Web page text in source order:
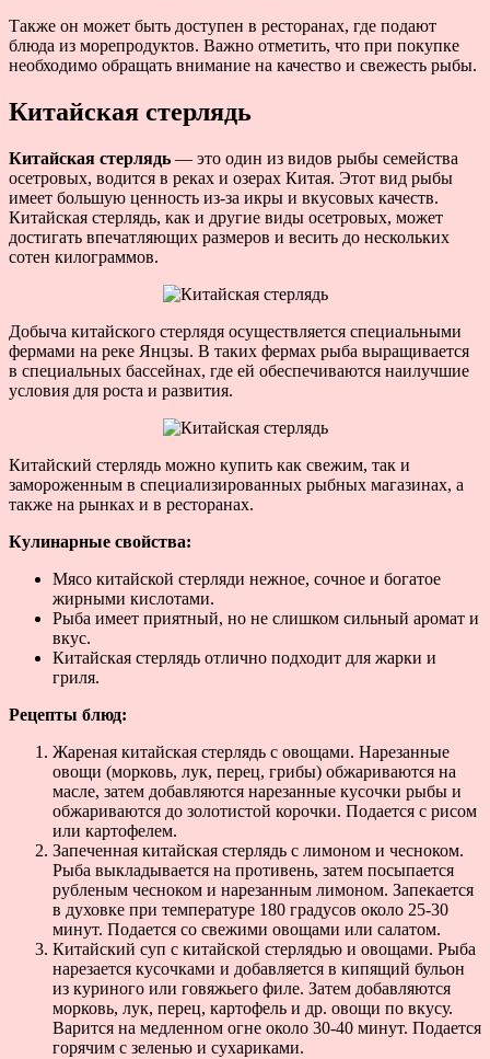
Также он может быть доступен в ресторанах, где подают
блюда из морепродуктов. Важно отметить, что при покупке
необходимо обращать внимание на качество и свежесть рыбы.
Китайская стерлядь
Китайская стерлядь — это один из видов рыбы семейства
осетровых, водится в реках и озерах Китая. Этот вид рыбы
имеет большую ценность из-за икры и вкусовых качеств.
Китайская стерлядь, как и другие виды осетровых, может
достигать впечатляющих размеров и весить до нескольких
сотен килограммов.
Добыча китайского стерлядя осуществляется специальными
фермами на реке Янцзы. В таких фермах рыба выращивается
в специальных бассейнах, где ей обеспечиваются наилучшие
условия для роста и развития.
Китайский стерлядь можно купить как свежим, так и
замороженным в специализированных рыбных магазинах, а
также на рынках и в ресторанах.
Кулинарные свойства:
Мясо китайской стерляди нежное, сочное и богатое
жирными кислотами.
Рыба имеет приятный, но не слишком сильный аромат и
вкус.
Китайская стерлядь отлично подходит для жарки и
гриля.
Рецепты блюд:
Жареная китайская стерлядь с овощами. Нарезанные
овощи (морковь, лук, перец, грибы) обжариваются на
масле, затем добавляются нарезанные кусочки рыбы и
обжариваются до золотистой корочки. Подается с рисом
или картофелем.
Запеченная китайская стерлядь с лимоном и чесноком.
Рыба выкладывается на противень, затем посыпается
рубленым чесноком и нарезанным лимоном. Запекается
в духовке при температуре 180 градусов около 25-30
минут. Подается со свежими овощами или салатом.
Китайский суп с китайской стерлядью и овощами. Рыба
нарезается кусочками и добавляется в кипящий бульон
из куриного или говяжьего филе. Затем добавляются
морковь, лук, перец, картофель и др. овощи по вкусу.
Варится на медленном огне около 30-40 минут. Подается
горячим с зеленью и сухариками.